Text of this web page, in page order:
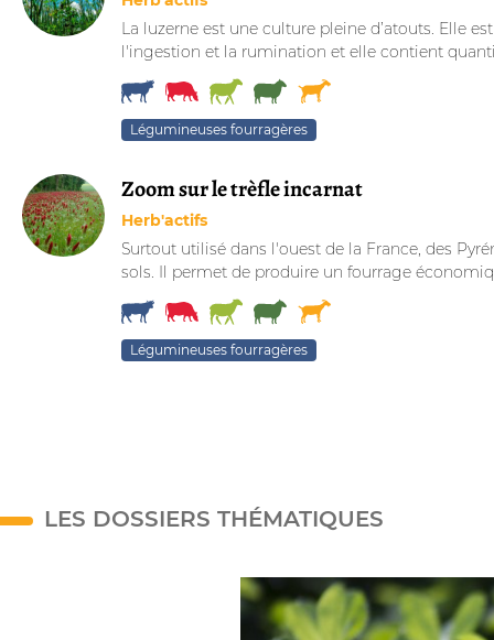
La luzerne est une culture pleine d’atouts. Elle
l'ingestion et la rumination et elle contient
Légumineuses fourragères
Zoom sur le trèfle incarnat
Herb'actifs
Surtout utilisé dans l'ouest de la France, des
sols. Il permet de produire un fourrage
Légumineuses fourragères
LES DOSSIERS THÉMATIQUES